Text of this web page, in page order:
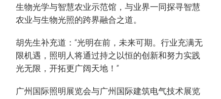
生物光学与智慧农业示范馆，与业界一同探寻智慧
农业与生物光照的跨界融合之道。
胡先生补充道：“光明在前，未来可期。行业充满无
限机遇，照明人将通过持之以恒的创新和努力实践
光无限，开拓更广阔天地！”
广州国际照明展览会与广州国际建筑电气技术展览